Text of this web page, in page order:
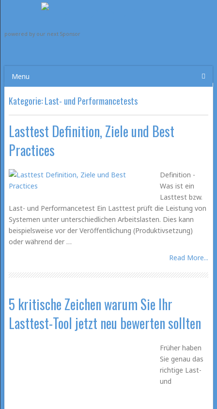
powered by our next Sponsor
Menu
Kategorie:Last- und Performancetests
Lasttest Definition, Ziele und Best
Practices
Definition -
Was ist ein
Lasttest bzw.
Last- und Performancetest Ein Lasttest prüft die Leistung von
Systemen unter unterschiedlichen Arbeitslasten. Dies kann
beispielsweise vor der Veröffentlichung (Produktivsetzung)
oder während der …
Read More...
5 kritische Zeichen warum Sie Ihr
Lasttest-Tool jetzt neu bewerten sollten
Früher haben
Sie genau das
richtige Last-
und